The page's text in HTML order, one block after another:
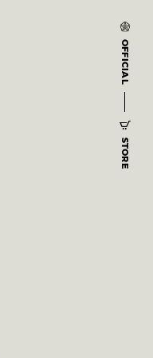
OFFICIAL
STORE